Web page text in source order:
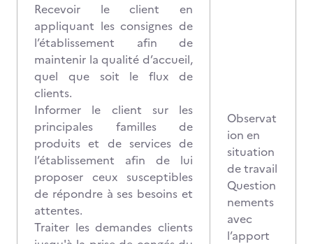
Recevoir le client en
appliquant les consignes de
l’établissement afin de
maintenir la qualité d’accueil,
quel que soit le flux de
clients.
Informer le client sur les
principales familles de
produits et de services de
l’établissement afin de lui
proposer ceux susceptibles
de répondre à ses besoins et
attentes.
Traiter les demandes clients
Observat
ion en
situation
de travail
Question
nements
avec
l’apport